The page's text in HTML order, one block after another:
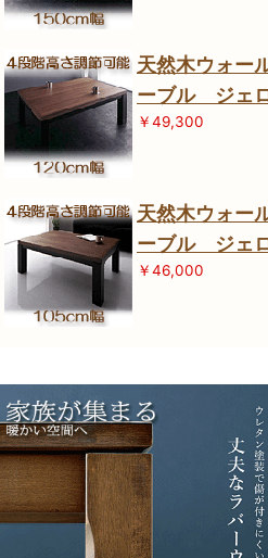
天然木ウォー
ーブル ジェ
￥49,300
天然木ウォー
ーブル ジェ
￥46,000